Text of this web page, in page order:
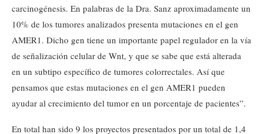
carcinogénesis. En palabras de la Dra. Sanz aproximadamente un
10% de los tumores analizados presenta mutaciones en el gen
AMER1. Dicho gen tiene un importante papel regulador en la vía
de señalización celular de Wnt, y que se sabe que está alterada
en un subtipo específico de tumores colorrectales. Así que
pensamos que estas mutaciones en el gen AMER1 pueden
ayudar al crecimiento del tumor en un porcentaje de pacientes”.
En total han sido 9 los proyectos presentados por un total de 1,4